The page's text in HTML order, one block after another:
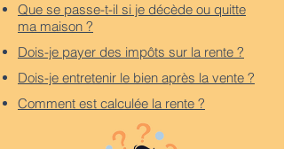
Que se passe-t-il si je décède ou quitte
ma maison ?
Dois-je payer des impôts sur la rente ?
Dois-je entretenir le bien après la vente ?
Comment est calculée la rente ?